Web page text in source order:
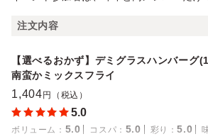
注文内容
【選べるおかず】デミグラスハンバーグ
南蛮かミックスフライ
1,404 円（税込）
5.0
ボリューム ： 5.0 コスパ ： 5.0 彩り ：5.0